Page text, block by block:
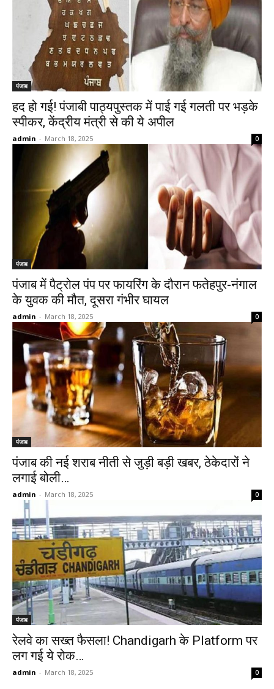
पंजाब
हद हो गई! पंजाबी पाठ्यपुस्तक में पाई गई गलती पर भड़के
स्पीकर, केंद्रीय मंत्री से की ये अपील
admin - March 18, 2025 0
पंजाब
पंजाब में पैट्रोल पंप पर फायरिंग के दौरान फतेहपुर-नंगाल
के युवक की मौत, दूसरा गंभीर घायल
admin - March 18, 2025 0
पंजाब
पंजाब की नई शराब नीती से जुड़ी बड़ी खबर, ठेकेदारों ने
लगाई बोली…
admin - March 18, 2025 0
पंजाब
रेलवे का सख्त फैसला! Chandigarh के Platform पर
लग गई ये रोक…
admin - March 18, 2025 0